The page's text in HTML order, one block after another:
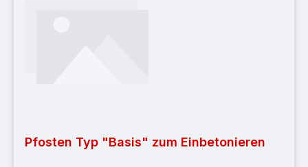
Pfosten Typ "Basis" zum Einbetonieren